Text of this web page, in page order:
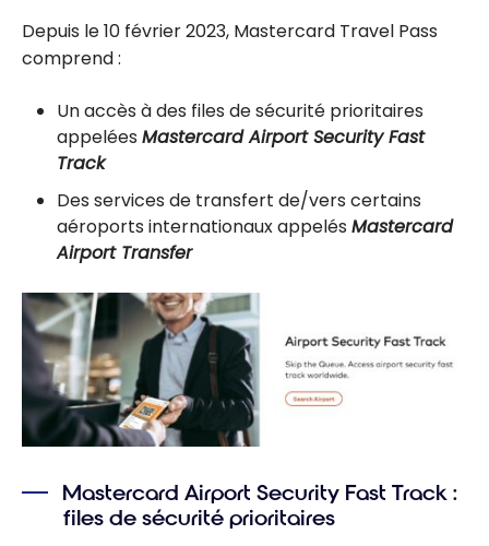
Depuis le 10 février 2023, Mastercard Travel Pass
comprend :
Un accès à des files de sécurité prioritaires
appelées Mastercard Airport Security Fast
Track
Des services de transfert de/vers certains
aéroports internationaux appelés Mastercard
Airport Transfer
Mastercard Airport Security Fast Track :
files de sécurité prioritaires